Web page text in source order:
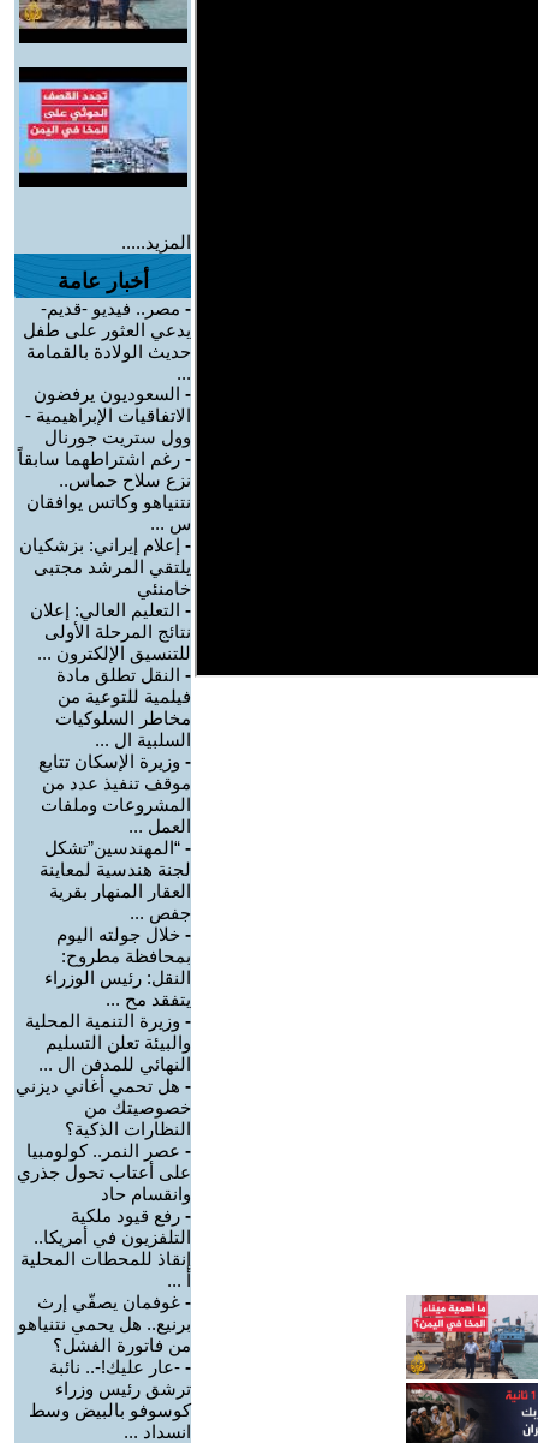
المزيد.....
أخبار عامة
- مصر.. فيديو -قديم-
يدعي العثور على طفل
حديث الولادة بالقمامة
...
- السعوديون يرفضون
الاتفاقيات الإبراهيمية -
وول ستريت جورنال
- رغم اشتراطهما سابقاً
نزع سلاح حماس..
نتنياهو وكاتس يوافقان
س ...
- إعلام إيراني: بزشكيان
يلتقي المرشد مجتبى
خامنئي
- التعليم العالي: إعلان
نتائج المرحلة الأولى
للتنسيق الإلكترون ...
- النقل تطلق مادة
فيلمية للتوعية من
مخاطر السلوكيات
السلبية ال ...
- وزيرة الإسكان تتابع
موقف تنفيذ عدد من
المشروعات وملفات
العمل ...
- “المهندسين”تشكل
لجنة هندسية لمعاينة
العقار المنهار بقرية
جفص ...
- خلال جولته اليوم
بمحافظة مطروح:
النقل: رئيس الوزراء
يتفقد مح ...
- وزيرة التنمية المحلية
والبيئة تعلن التسليم
النهائي للمدفن ال ...
- هل تحمي أغاني ديزني
خصوصيتك من
النظارات الذكية؟
- عصر النمر.. كولومبيا
على أعتاب تحول جذري
وانقسام حاد
- رفع قيود ملكية
التلفزيون في أمريكا..
إنقاذ للمحطات المحلية
أ ...
- غوفمان يصفّي إرث
برنيع.. هل يحمي نتنياهو
من فاتورة الفشل؟
- -عار عليك!-.. نائبة
ترشق رئيس وزراء
كوسوفو بالبيض وسط
انسداد ...